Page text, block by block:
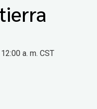
a. m. CST